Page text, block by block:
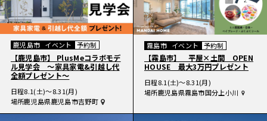
鹿児島市 イベント 予約制
【鹿児島市】 PlusMeコラボモデ
ル見学会 〜家具家電&引越し代
全額プレゼント〜
日程8.1(土)〜8.31(月)
場所鹿児島県鹿児島市吉野町
霧島市 イベント 予約制
【霧島市】 平屋×土間 OPEN
HOUSE 最大3万円プレゼント
日程8.1(土)〜8.31(月)
場所鹿児島県霧島市国分上小川